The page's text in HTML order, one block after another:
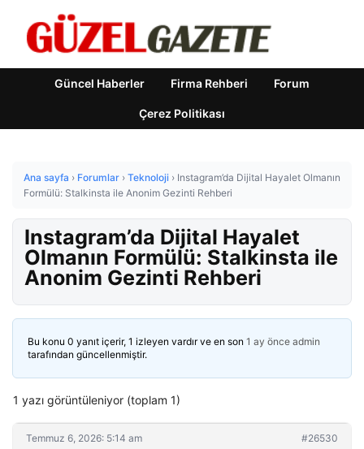
Güncel Haberler Firma Rehberi Forum
Çerez Politikası
Ana sayfa › Forumlar › Teknoloji › Instagram’da Dijital Hayalet Olmanın
Formülü: Stalkinsta ile Anonim Gezinti Rehberi
Instagram’da Dijital Hayalet
Olmanın Formülü: Stalkinsta ile
Anonim Gezinti Rehberi
Bu konu 0 yanıt içerir, 1 izleyen vardır ve en son 1 ay önce admin
tarafından güncellenmiştir.
1 yazı görüntüleniyor (toplam 1)
Temmuz 6, 2026: 5:14 am #26530